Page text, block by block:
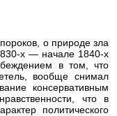
о природе зла
х — начале 1840-х
в том, что
вообще снимал
консервативным
что в
политического